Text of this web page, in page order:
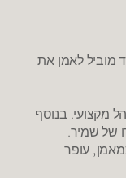
מוביל לאמן את
מקצועי. בנוסף
של שמיר.
עופר